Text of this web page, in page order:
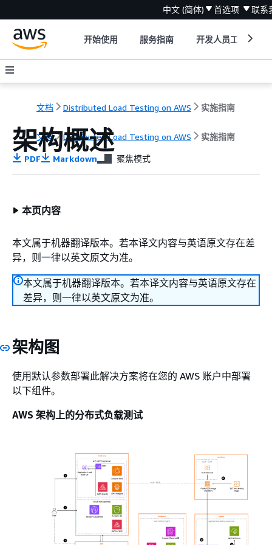
中文 (简体) 首选项 联系
开始使用 服务指南 开发人员工具
文档 Distributed Load Testing on AWS 实施指南
文档 Distributed Load Testing on AWS 实施指南
架构概述
PDF Markdown 聚焦模式
本页内容
本文属于机器翻译版本。若本译文内容与英语原文存在差
异，则一律以英文原文为准。
本文属于机器翻译版本。若本译文内容与英语原文存在
差异，则一律以英文原文为准。
架构图
使用默认参数部署此解决方案将在您的 AWS 账户中部署
以下组件。
AWS 架构上的分布式负载测试